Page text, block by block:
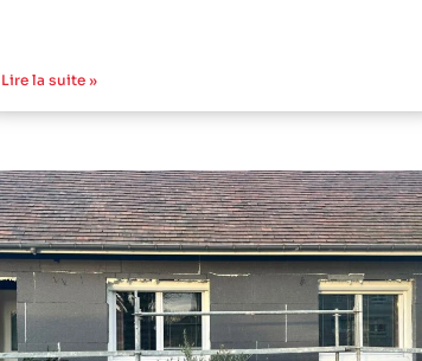
Lire la suite »